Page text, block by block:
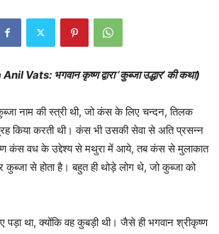
Vats: भगवान कृष्ण द्वारा ‘कुब्जा उद्धार’ की कथा)
नाम की स्त्री थी, जो कंस के लिए चन्दन, तिलक
किया करती थी। कंस भी उसकी सेवा से अति प्रसन्न
कंस वध के उद्देश्य से मथुरा में आये, तब कंस से मुलाकात
कुब्जा से होता है। बहुत ही थोड़े लोग थे, जो कुब्जा को
पड़ा था, क्योंकि वह कुबड़ी थी। जैसे ही भगवान श्रीकृष्ण